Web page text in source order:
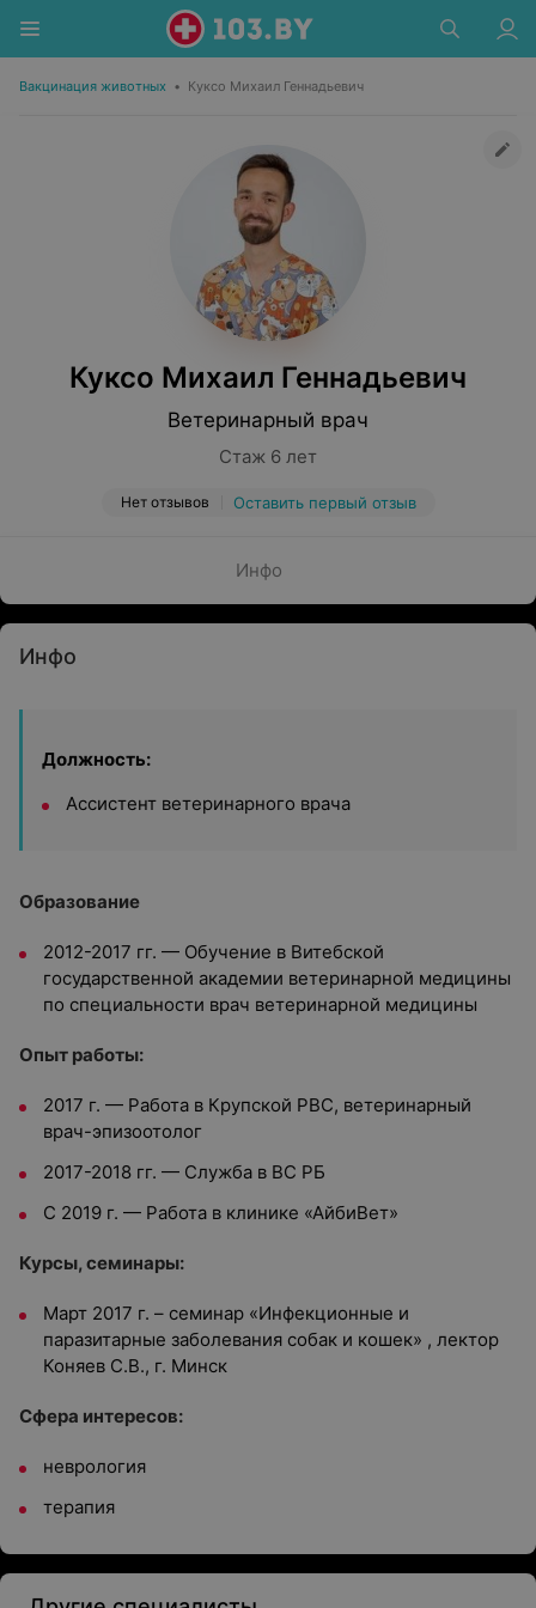
Вакцинация животных • Куксо Михаил Геннадьевич
Куксо Михаил Геннадьевич
Ветеринарный врач
Стаж 6 лет
Нет отзывов Оставить первый отзыв
Инфо
Инфо
Должность:
Ассистент ветеринарного врача
Образование
2012-2017 гг. — Обучение в Витебской
государственной академии ветеринарной медицины
по специальности врач ветеринарной медицины
Опыт работы:
2017 г. — Работа в Крупской РВС, ветеринарный
врач-эпизоотолог
2017-2018 гг. — Служба в ВС РБ
С 2019 г. — Работа в клинике «АйбиВет»
Курсы, семинары:
Март 2017 г. – семинар «Инфекционные и
паразитарные заболевания собак и кошек» , лектор
Коняев С.В., г. Минск
Сфера интересов:
неврология
терапия